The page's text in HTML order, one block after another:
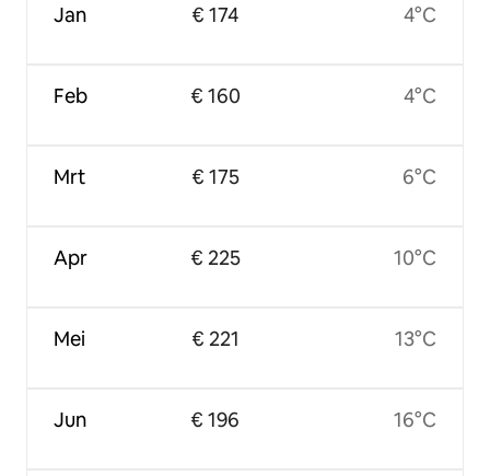
Jan
Feb
Mrt
Apr
Mei
Jun
€ 174
€ 160
€ 175
€ 225
€ 221
€ 196
4°C
4°C
6°C
10°C
13°C
16°C